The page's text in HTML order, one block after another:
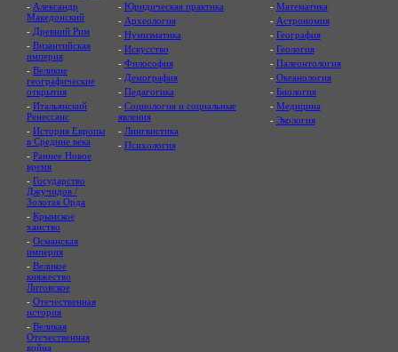
- Александр
Македонский
- Древний Рим
- Византийская
империя
- Великие
географические
открытия
- Итальянский
Ренессанс
- История Европы
в Средние века
- Раннее Новое
время
- Государство
Джучидов /
Золотая Орда
- Крымское
ханство
- Османская
империя
- Великое
княжество
Литовское
- Отечественная
история
- Великая
Отечественная
война
- Юридическая практика
- Археология
- Нумизматика
- Искусство
- Философия
- Демография
- Педагогика
- Социология и социальные
явления
- Лингвистика
- Психология
- Математика
- Астрономия
- География
- Геология
- Палеонтология
- Океанология
- Биология
- Медицина
- Экология